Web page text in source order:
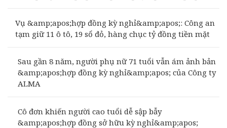
Vụ &amp;apos;hợp đồng kỳ nghỉ&amp;apos;: Công an
tạm giữ 11 ô tô, 19 sổ đỏ, hàng chục tỷ đồng tiền mặt
Sau gần 8 năm, người phụ nữ 71 tuổi vẫn ám ảnh bản
&amp;apos;hợp đồng kỳ nghỉ&amp;apos; của Công ty
ALMA
Cô đơn khiến người cao tuổi dễ sập bẫy
&amp;apos;hợp đồng sở hữu kỳ nghỉ&amp;apos;